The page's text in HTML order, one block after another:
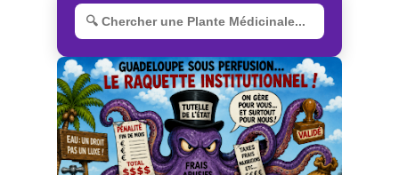
R
e
h
e
r
c
h
e
r